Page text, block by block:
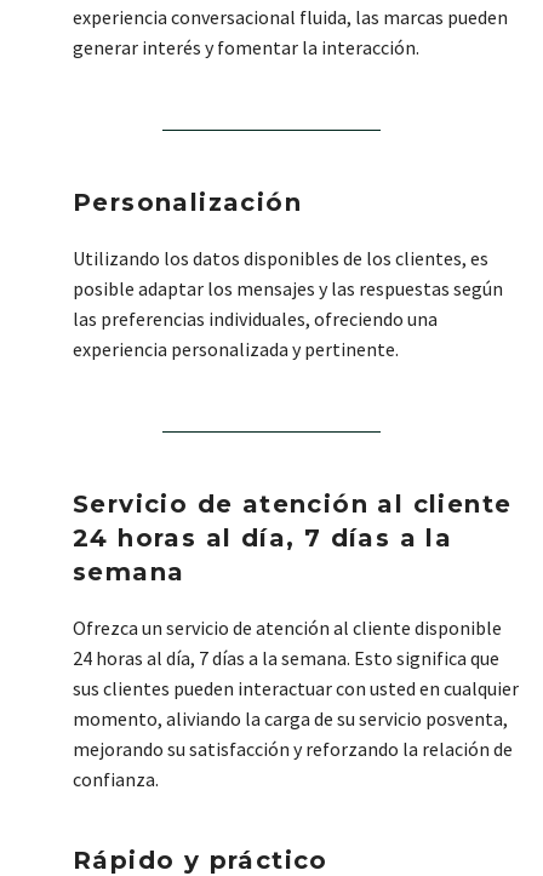
experiencia conversacional fluida, las marcas pueden
generar interés y fomentar la interacción.
Personalización
Utilizando los datos disponibles de los clientes, es
posible adaptar los mensajes y las respuestas según
las preferencias individuales, ofreciendo una
experiencia personalizada y pertinente.
Servicio de atención al cliente
24 horas al día, 7 días a la
semana
Ofrezca un servicio de atención al cliente disponible
24 horas al día, 7 días a la semana. Esto significa que
sus clientes pueden interactuar con usted en cualquier
momento, aliviando la carga de su servicio posventa,
mejorando su satisfacción y reforzando la relación de
confianza.
Rápido y práctico